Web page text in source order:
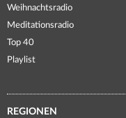
Weihnachtsradio
Meditationsradio
Top 40
Playlist
REGIONEN